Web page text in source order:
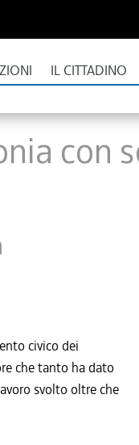
IL CITTADINO
con
civico dei
che tanto ha dato
svolto oltre che